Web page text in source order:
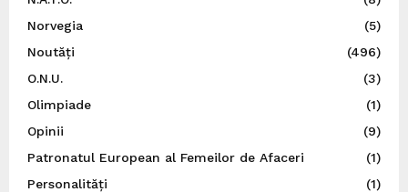
Norvegia
(5)
Noutăți
(496)
O.N.U.
(3)
Olimpiade
(1)
Opinii
(9)
Patronatul European al Femeilor de Afaceri
(1)
Personalități
(1)